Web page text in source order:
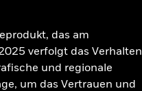
das am
verfolgt das Verhalten
und regionale
um das Vertrauen und